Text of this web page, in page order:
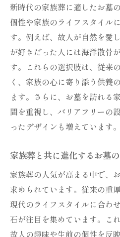
新時代の家族葬に適したお墓
個性や家族のライフスタイル
す。例えば、故人が自然を愛
が好きだった人には海洋散骨
す。これらの選択肢は、従来
く、家族の心に寄り添う供養
ます。さらに、お墓を訪れる
間を重視し、バリアフリーの
ったデザインも増えています。
家族葬と共に進化するお墓
家族葬の人気が高まる中で、
求められています。従来の重
現代のライフスタイルに合わ
石が注目を集めています。こ
故人の趣味や生前の個性を反